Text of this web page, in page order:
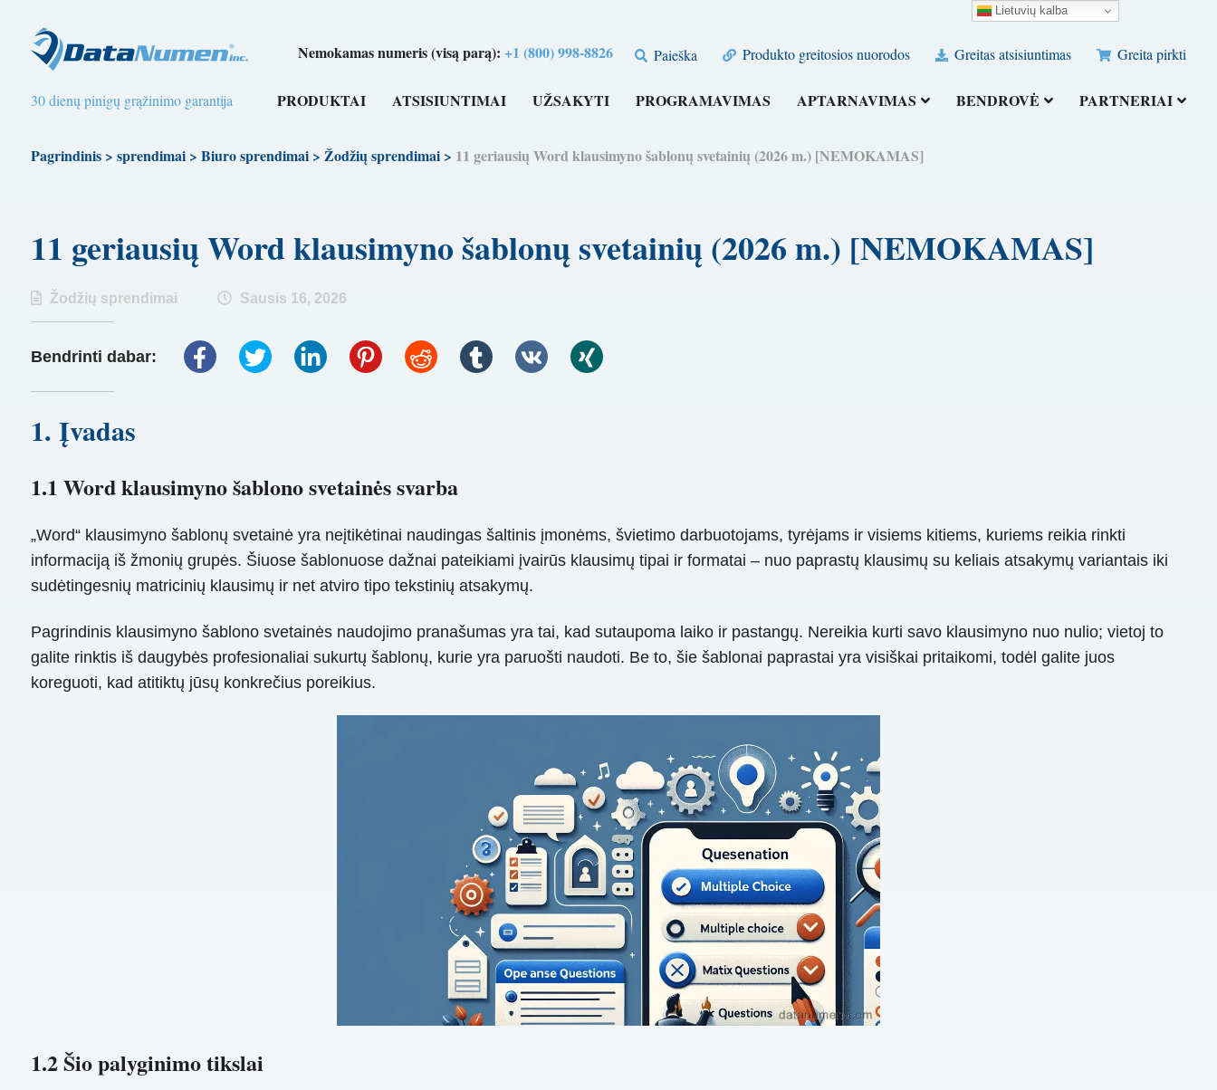
Nemokamas numeris (visą parą):+1 (800) 998-8826 Paieška Produkto greitosios nuorodos Greitas atsisiuntimas Greita pirkti
30 dienų pinigų grąžinimo garantija PRODUKTAI ATSISIUNTIMAI UŽSAKYTI PROGRAMAVIMAS APTARNAVIMAS BENDROVĖ PARTNERIAI
Pagrindinis> sprendimai> Biuro sprendimai> Žodžių sprendimai> 11 geriausių Word klausimyno šablonų svetainių (2026 m.) [NEMOKAMAS]
11 geriausių Word klausimyno šablonų svetainių (2026 m.) [NEMOKAMAS]
Žodžių sprendimai Sausis 16, 2026
Bendrinti dabar:
1. Įvadas
1.1 Word klausimyno šablono svetainės svarba
„Word“ klausimyno šablonų svetainė yra neįtikėtinai naudingas šaltinis įmonėms, švietimo darbuotojams, tyrėjams ir visiems kitiems, kuriems reikia rinkti
informaciją iš žmonių grupės. Šiuose šablonuose dažnai pateikiami įvairūs klausimų tipai ir formatai – nuo ​​paprastų klausimų su keliais atsakymų variantais iki
sudėtingesnių matricinių klausimų ir net atviro tipo tekstinių atsakymų.
Pagrindinis klausimyno šablono svetainės naudojimo pranašumas yra tai, kad sutaupoma laiko ir pastangų. Nereikia kurti savo klausimyno nuo nulio; vietoj to
galite rinktis iš daugybės profesionaliai sukurtų šablonų, kurie yra paruošti naudoti. Be to, šie šablonai paprastai yra visiškai pritaikomi, todėl galite juos
koreguoti, kad atitiktų jūsų konkrečius poreikius.
1.2 Šio palyginimo tikslai
Lietuvių kalba